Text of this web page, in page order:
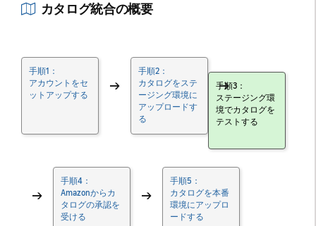
カタログ統合の概要
手順1：
アカウントをセ
ットアップする
→
手順2：
カタログをステ
ージング環境に
アップロードす
る
→
手順3：
ステージング環
境でカタログを
テストする
→
手順4：
Amazonからカ
タログの承認を
受ける
→
手順5：
カタログを本番
環境にアップロ
ードする